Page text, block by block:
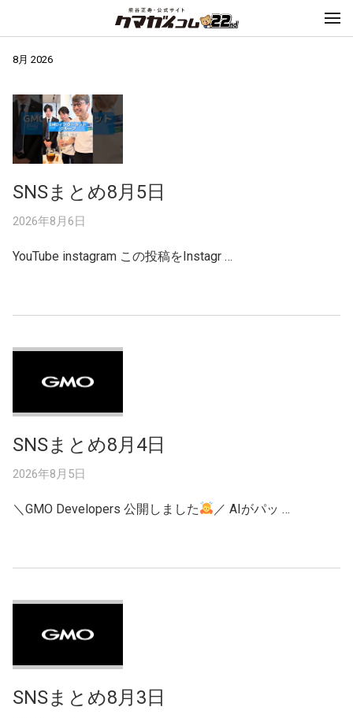
8月 2026
SNSまとめ8月5日
2026年8月6日
YouTube instagram この投稿をInstagr …
SNSまとめ8月4日
2026年8月5日
＼GMO Developers 公開しました ／ AIがパッ …
SNSまとめ8月3日